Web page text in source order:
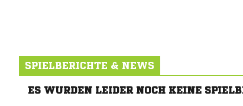
SPIELBERICHTE & NEWS
ES WURDEN LEIDER NOCH KEINE